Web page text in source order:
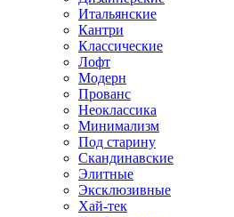
Итальянские
Кантри
Классические
Лофт
Модерн
Прованс
Неоклассика
Минимализм
Под старину
Скандинавские
Элитные
Эксклюзивные
Хай-тек